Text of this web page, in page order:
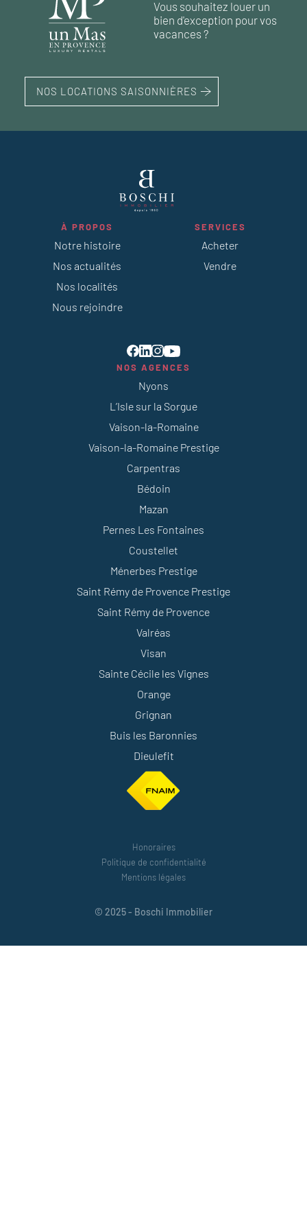
107 m² chambres
75 m²2
82 m²2
320 m² chambres
Vous souhaitez louer un
bien d'exception pour vos
vacances ?
NOS LOCATIONS SAISONNIÈRES
À PROPOS
Notre histoire
Nos actualités
Nos localités
Nous rejoindre
SERVICES
Acheter
Vendre
NOS AGENCES
Nyons
L’Isle sur la Sorgue
Vaison-la-Romaine
Vaison-la-Romaine Prestige
Carpentras
Bédoin
Mazan
Pernes Les Fontaines
Coustellet
Ménerbes Prestige
Saint Rémy de Provence Prestige
Saint Rémy de Provence
Valréas
Visan
Sainte Cécile les Vignes
Orange
Grignan
Buis les Baronnies
Dieulefit
Honoraires
Politique de confidentialité
Mentions légales
© 2025 - Boschi Immobilier